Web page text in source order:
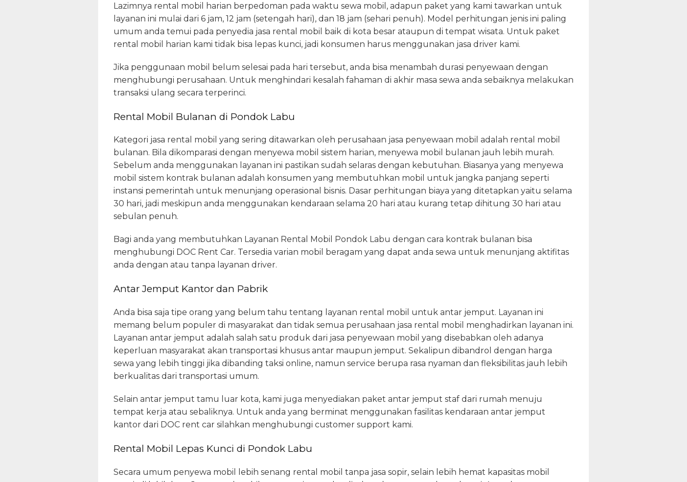
Lazimnya rental mobil harian berpedoman pada waktu sewa mobil, adapun paket yang kami tawarkan untuk
layanan ini mulai dari 6 jam, 12 jam (setengah hari), dan 18 jam (sehari penuh). Model perhitungan jenis ini paling
umum anda temui pada penyedia jasa rental mobil baik di kota besar ataupun di tempat wisata. Untuk paket
rental mobil harian kami tidak bisa lepas kunci, jadi konsumen harus menggunakan jasa driver kami.
Jika penggunaan mobil belum selesai pada hari tersebut, anda bisa menambah durasi penyewaan dengan
menghubungi perusahaan. Untuk menghindari kesalah fahaman di akhir masa sewa anda sebaiknya melakukan
transaksi ulang secara terperinci.
Rental Mobil Bulanan di Pondok Labu
Kategori jasa rental mobil yang sering ditawarkan oleh perusahaan jasa penyewaan mobil adalah rental mobil
bulanan. Bila dikomparasi dengan menyewa mobil sistem harian, menyewa mobil bulanan jauh lebih murah.
Sebelum anda menggunakan layanan ini pastikan sudah selaras dengan kebutuhan. Biasanya yang menyewa
mobil sistem kontrak bulanan adalah konsumen yang membutuhkan mobil untuk jangka panjang seperti
instansi pemerintah untuk menunjang operasional bisnis. Dasar perhitungan biaya yang ditetapkan yaitu selama
30 hari, jadi meskipun anda menggunakan kendaraan selama 20 hari atau kurang tetap dihitung 30 hari atau
sebulan penuh.
Bagi anda yang membutuhkan Layanan Rental Mobil Pondok Labu dengan cara kontrak bulanan bisa
menghubungi DOC Rent Car. Tersedia varian mobil beragam yang dapat anda sewa untuk menunjang aktifitas
anda dengan atau tanpa layanan driver.
Antar Jemput Kantor dan Pabrik
Anda bisa saja tipe orang yang belum tahu tentang layanan rental mobil untuk antar jemput. Layanan ini
memang belum populer di masyarakat dan tidak semua perusahaan jasa rental mobil menghadirkan layanan ini.
Layanan antar jemput adalah salah satu produk dari jasa penyewaan mobil yang disebabkan oleh adanya
keperluan masyarakat akan transportasi khusus antar maupun jemput. Sekalipun dibandrol dengan harga
sewa yang lebih tinggi jika dibanding taksi online, namun service berupa rasa nyaman dan fleksibilitas jauh lebih
berkualitas dari transportasi umum.
Selain antar jemput tamu luar kota, kami juga menyediakan paket antar jemput staf dari rumah menuju
tempat kerja atau sebaliknya. Untuk anda yang berminat menggunakan fasilitas kendaraan antar jemput
kantor dari DOC rent car silahkan menghubungi customer support kami.
Rental Mobil Lepas Kunci di Pondok Labu
Secara umum penyewa mobil lebih senang rental mobil tanpa jasa sopir, selain lebih hemat kapasitas mobil